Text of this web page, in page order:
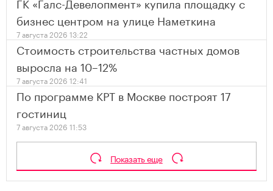
бизнес центром на улице Наметкина
7 августа 2026 13:22
Стоимость строительства частных домов
выросла на 10–12%
7 августа 2026 12:41
По программе КРТ в Москве построят 17
гостиниц
7 августа 2026 11:53
Показать еще